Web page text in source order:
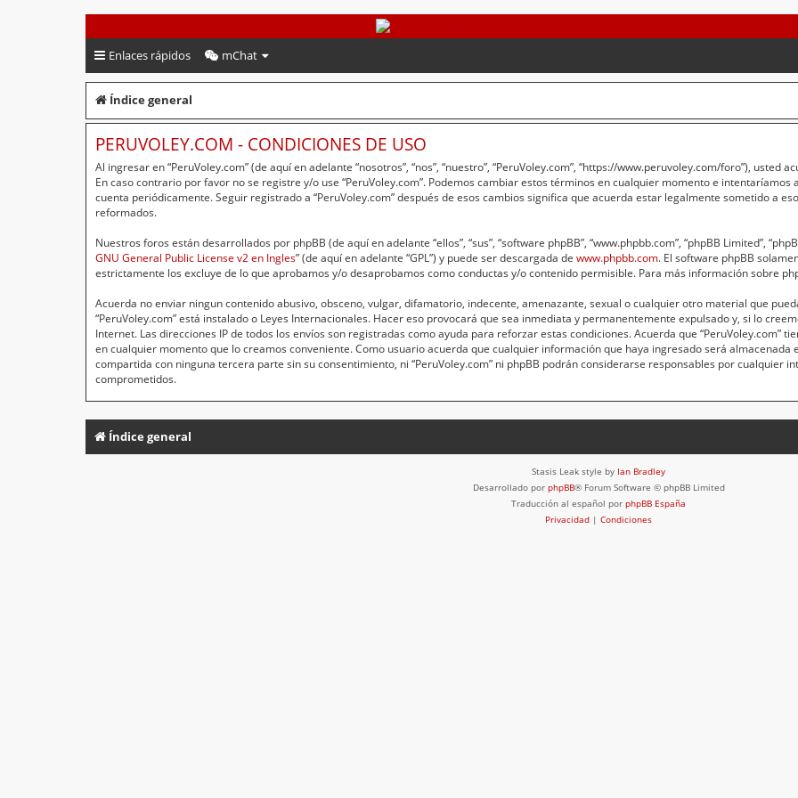
PeruVoley.com
Enlaces rápidos mChat
Índice general
PERUVOLEY.COM - CONDICIONES DE USO
Al ingresar en “PeruVoley.com” (de aquí en adelante “nosotros”, “nos”, “nuestro”, “PeruVoley.com”, “https://www.peruvoley.com/foro”),
En caso contrario por favor no se registre y/o use “PeruVoley.com”. Podemos cambiar estos términos en cualquier momento e
cuenta periódicamente. Seguir registrado a “PeruVoley.com” después de esos cambios significa que acuerda estar legalmente sometido a
reformados.
Nuestros foros están desarrollados por phpBB (de aquí en adelante “ellos”, “sus”, “software phpBB”, “www.phpbb.com”, “phpBB Limited”,
GNU General Public License v2 en Ingles” (de aquí en adelante “GPL”) y puede ser descargada de www.phpbb.com. El software phpBB
estrictamente los excluye de lo que aprobamos y/o desaprobamos como conductas y/o contenido permisible. Para más información sobre
Acuerda no enviar ningun contenido abusivo, obsceno, vulgar, difamatorio, indecente, amenazante, sexual o cualquier otro material que
“PeruVoley.com” está instalado o Leyes Internacionales. Hacer eso provocará que sea inmediata y permanentemente expulsado y, si lo
Internet. Las direcciones IP de todos los envíos son registradas como ayuda para reforzar estas condiciones. Acuerda que “PeruVoley.com”
en cualquier momento que lo creamos conveniente. Como usuario acuerda que cualquier información que haya ingresado será almacenada
compartida con ninguna tercera parte sin su consentimiento, ni “PeruVoley.com” ni phpBB podrán considerarse responsables por cualquier
comprometidos.
Índice general
Stasis Leak style by Ian Bradley
Desarrollado por phpBB® Forum Software © phpBB Limited
Traducción al español por phpBB España
Privacidad | Condiciones